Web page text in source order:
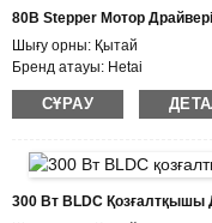
Төлем шарттары: L/C, D/P, T/
80В Stepper Мотор
Шығу орны: Қытай
Бренд атауы: Hetai
Сертификаттау: CE ROHS
Модель нөмірі: HTD2208A
Қаптама мәліметтері: Ішкі
Жеткізу уақыты: 7 ~ 10
Төлем шарттары: L/C, D/P, T/
СҰРАУ
300 Вт BLDC Қозғалтқышы